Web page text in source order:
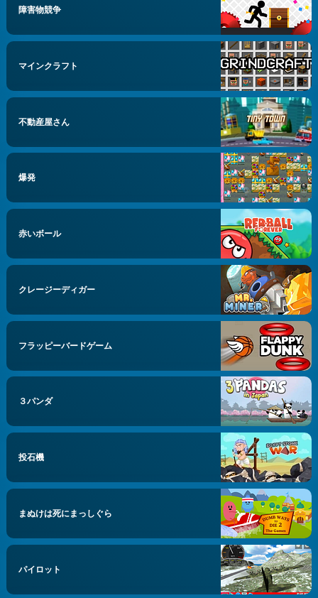
障害物競争
マインクラフト
不動産屋さん
爆発
赤いボール
クレージーディガー
フラッピーバードゲーム
３パンダ
投石機
まぬけは死にまっしぐら
パイロット